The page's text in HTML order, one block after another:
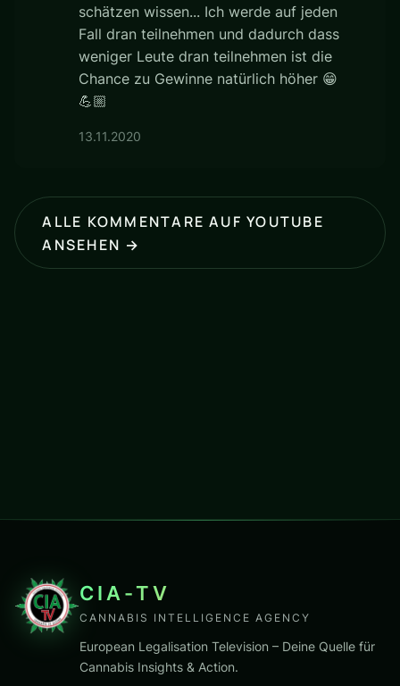
schätzen wissen... Ich werde auf jeden
Fall dran teilnehmen und dadurch dass
weniger Leute dran teilnehmen ist die
Chance zu Gewinne natürlich höher 😁
💪🏼
13.11.2020
ALLE KOMMENTARE AUF YOUTUBE
ANSEHEN →
CIA-TV
CANNABIS INTELLIGENCE AGENCY
European Legalisation Television – Deine Quelle für
Cannabis Insights & Action.